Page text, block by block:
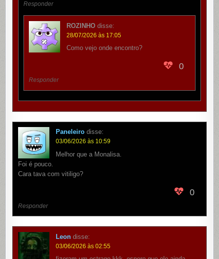
Responder
ROZINHO disse:
28/07/2026 às 17:05
Como vejo onde encontro?
0
Responder
Paneleiro disse:
03/06/2026 às 10:59
Melhor que a Monalisa.
Foi é pouco.
Cara tava com vitiligo?
0
Responder
Leon disse:
03/06/2026 às 02:55